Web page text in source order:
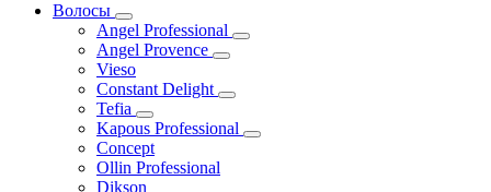
Волосы
Angel Professional
Angel Provence
Vieso
Constant Delight
Tefia
Kapous Professional
Concept
Ollin Professional
Dikson